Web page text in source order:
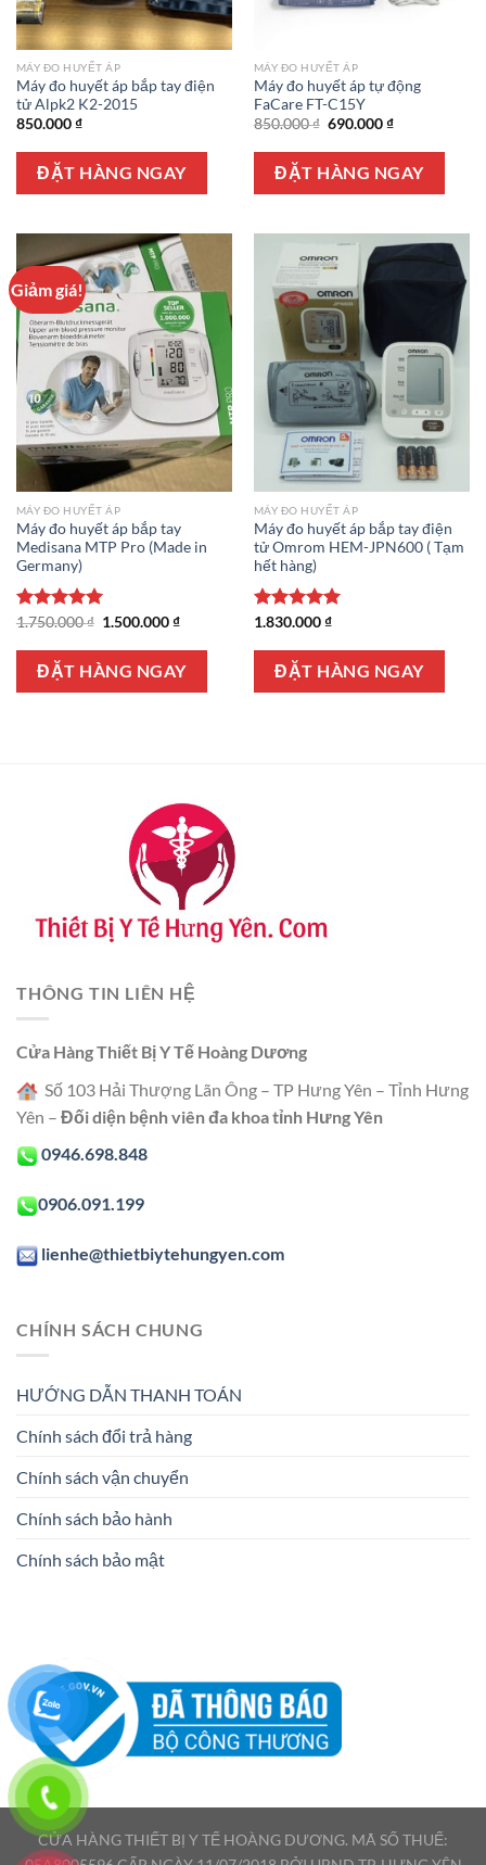
MÁY ĐO HUYẾT ÁP
Máy đo huyết áp bắp tay điện
tử Alpk2 K2-2015
850.000₫
ĐẶT HÀNG NGAY
MÁY ĐO HUYẾT ÁP
Máy đo huyết áp tự động
FaCare FT-C15Y
850.000₫ Giá
là:
850.000 ₫.
690.000₫Giá
tại
là:
690.000 ₫.
ĐẶT HÀNG NGAY
Giảm giá!
MÁY ĐO HUYẾT ÁP
Máy đo huyết áp bắp tay
Medisana MTP Pro (Made in
Germany)
Được xếp
5 sao
1.750.000₫ Giá
là:
1.750.000 ₫.
1.500.000₫Giá
tại
là:
1.500.000 ₫.
ĐẶT HÀNG NGAY
MÁY ĐO HUYẾT ÁP
Máy đo huyết áp bắp tay điện
tử Omrom HEM-JPN600 ( Tạm
hết hàng)
Được xếp
5 sao
1.830.000₫
ĐẶT HÀNG NGAY
THÔNG TIN LIÊN HỆ
Cửa Hàng Thiết Bị Y Tế Hoàng Dương
Số 103 Hải Thượng Lãn Ông – TP Hưng Yên – Tỉnh Hưng
Yên – Đối diện bệnh viên đa khoa tỉnh Hưng Yên
0946.698.848
0906.091.199
lienhe@thietbiytehungyen.com
CHÍNH SÁCH CHUNG
HƯỚNG DẪN THANH TOÁN
Chính sách đổi trả hàng
Chính sách vận chuyển
Chính sách bảo hành
Chính sách bảo mật
CỬA HÀNG THIẾT BỊ Y TẾ HOÀNG DƯƠNG. MÃ SỐ THUẾ: